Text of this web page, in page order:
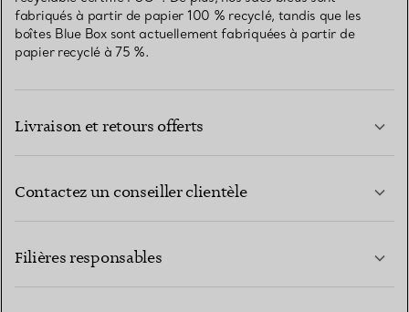
fabriqués à partir de papier 100 % recyclé, tandis que les
boîtes Blue Box sont actuellement fabriquées à partir de
papier recyclé à 75 %.
Livraison et retours offerts
Contactez un conseiller clientèle
Filières responsables